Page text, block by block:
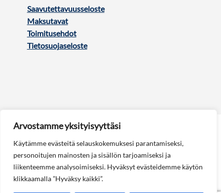
Arvostamme yksityisyyttäsi
Käytämme evästeitä selauskokemuksesi parantamiseksi,
personoitujen mainosten ja sisällön tarjoamiseksi ja
liikenteemme analysoimiseksi. Hyväksyt evästeidemme käytön
klikkaamalla ”Hyväksy kaikki”.
Saavutettavuusseloste
Maksutavat
Toimitusehdot
Tietosuojaseloste